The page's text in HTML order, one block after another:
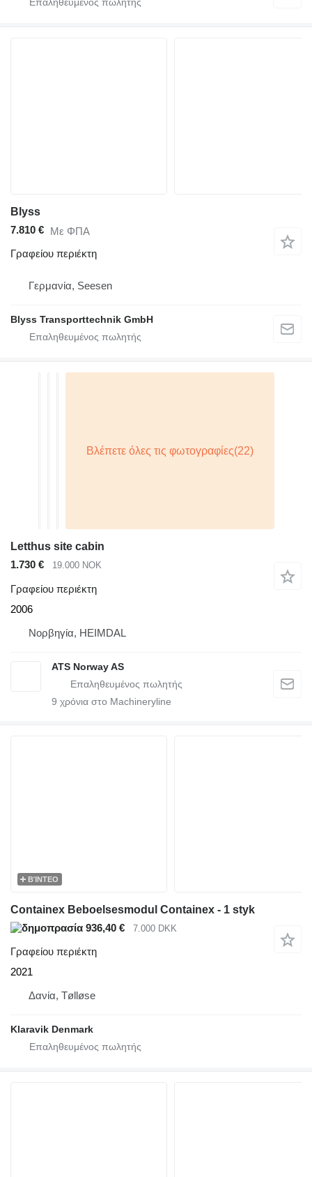
Blyss
7.810 € Με ΦΠΑ
Γραφείου περιέκτη
Γερμανία, Seesen
Blyss Transporttechnik GmbH
Letthus site cabin
1.730 €
19.000 NOK
Γραφείου περιέκτη
2006
Νορβηγία, HEIMDAL
ATS Norway AS
9 χρόνια στο Machineryline
ΒΊΝΤΕΟ
Containex Beboelsesmodul Containex - 1 styk
936,40 €
7.000 DKK
Γραφείου περιέκτη
2021
Δανία, Tølløse
Klaravik Denmark